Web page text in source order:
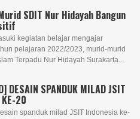
SDIT Nur Hidayah Bangun
kegiatan belajar mengajar
pelajaran 2022/2023, murid-murid
Terpadu Nur Hidayah Surakarta...
DESAIN SPANDUK MILAD JSIT
KE-20
spanduk milad JSIT Indonesia ke-